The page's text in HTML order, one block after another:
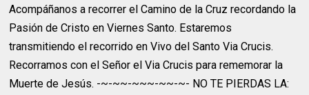
Acompáñanos a recorrer el Camino de la Cruz recordando la
Pasión de Cristo en Viernes Santo. Estaremos
transmitiendo el recorrido en Vivo del Santo Via Crucis.
Recorramos con el Señor el Via Crucis para rememorar la
Muerte de Jesús. -~-~~-~~~-~~-~- NO TE PIERDAS LA: